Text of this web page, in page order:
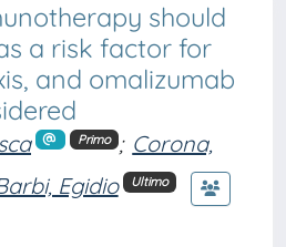
should
a risk factor for
and omalizumab
Primo ; Corona,
Egidio Ultimo